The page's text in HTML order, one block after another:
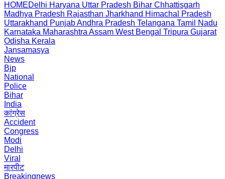
HOMEDelhi Haryana Uttar Pradesh Bihar Chhattisgarh
Madhya Pradesh Rajasthan Jharkhand Himachal Pradesh
Uttarakhand PunjabAndhra Pradesh Telangana Tamil Nadu
Karnataka Maharashtra Assam West Bengal Tripura Gujarat
Odisha Kerala
Jansamasya
News
Bjp
National
Police
Bihar
India
कांग्रेस
Accident
Congress
Modi
Delhi
Viral
मारपीट
Breakingnews